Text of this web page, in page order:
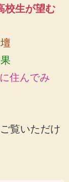
生が望む
住んでみ
覧いただけ